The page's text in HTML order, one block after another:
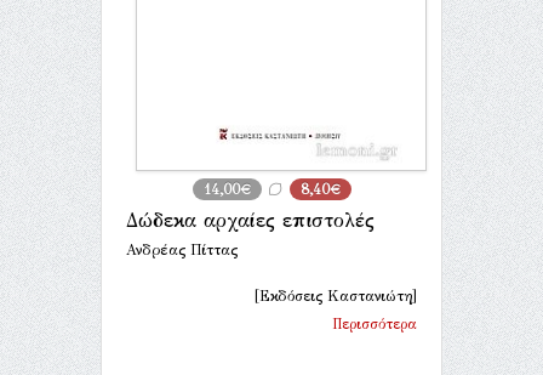
14,00€ 8,40€
Δώδεκα αρχαίες επιστολές
Ανδρέας Πίττας
[Εκδόσεις Καστανιώτη]
Περισσότερα